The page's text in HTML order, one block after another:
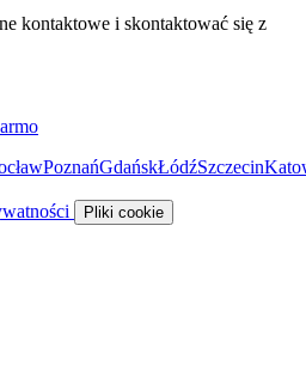
kontaktowe i skontaktować się z
PoznańGdańskŁódźSzczecin
Pliki cookie